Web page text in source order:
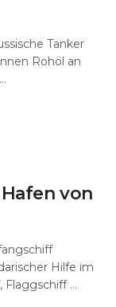
Tanker
Rohöl an
von
Hilfe im
Flaggschiff ...